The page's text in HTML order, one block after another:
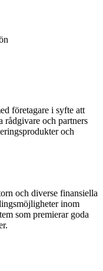
företagare i syfte att
rådgivare och partners
och
och diverse finansiella
inom
som premierar goda